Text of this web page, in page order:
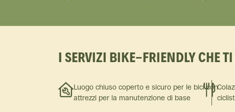
I SERVIZI BIKE-FRIENDLY CHE
Luogo chiuso coperto e sicuro per le bici con
attrezzi per la manutenzione di base